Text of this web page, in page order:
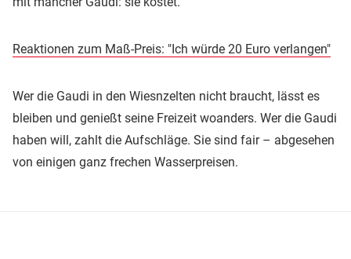
Reaktionen zum Maß-Preis: "Ich würde 20 Euro verlangen"
Wer die Gaudi in den Wiesnzelten nicht braucht, lässt es
bleiben und genießt seine Freizeit woanders. Wer die Gaudi
haben will, zahlt die Aufschläge. Sie sind fair – abgesehen
von einigen ganz frechen Wasserpreisen.